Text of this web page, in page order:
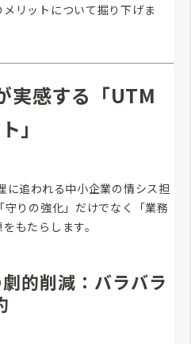
リットについて掘り下げま
実感する「UTM
」
に追われる中小企業の情シス担
りの強化」だけでなく「業務
もたらします。
的削減：バラバラ